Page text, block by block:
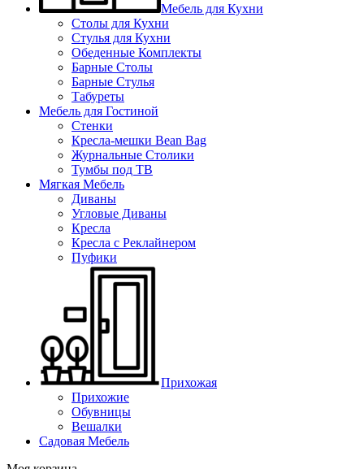
Мебель для Кухни
Столы для Кухни
Стулья для Кухни
Обеденные Комплекты
Барные Столы
Барные Стулья
Табуреты
Мебель для Гостиной
Стенки
Кресла-мешки Bean Bag
Журнальные Столики
Тумбы под ТВ
Мягкая Мебель
Диваны
Угловые Диваны
Кресла
Кресла с Реклайнером
Пуфики
Прихожая
Прихожие
Обувницы
Вешалки
Садовая Мебель